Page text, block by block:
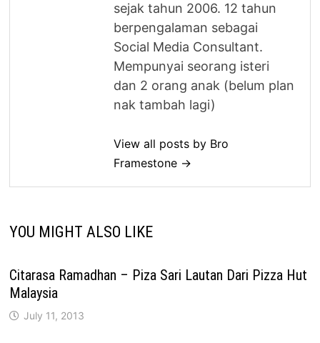
sejak tahun 2006. 12 tahun
berpengalaman sebagai
Social Media Consultant.
Mempunyai seorang isteri
dan 2 orang anak (belum plan
nak tambah lagi)
View all posts by Bro
Framestone →
YOU MIGHT ALSO LIKE
Citarasa Ramadhan – Piza Sari Lautan Dari Pizza Hut
Malaysia
July 11, 2013